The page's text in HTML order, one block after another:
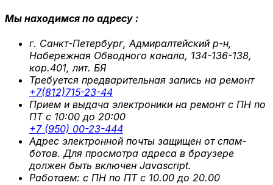
Мы находимся по адресу :
г. Санкт-Петербург, Адмиралтейский р-н,
Набережная Обводного канала, 134-136-138,
кор.401, лит. БЯ
Требуется предварительная запись на ремонт
+7(812)715-23-44
Прием и выдача электроники на ремонт с ПН по
ПТ с 10:00 до 20:00
+7 (950) 00-23-444
Адрес электронной почты защищен от спам-
ботов. Для просмотра адреса в браузере
должен быть включен Javascript.
Работаем: с ПН по ПТ с 10.00 до 20.00